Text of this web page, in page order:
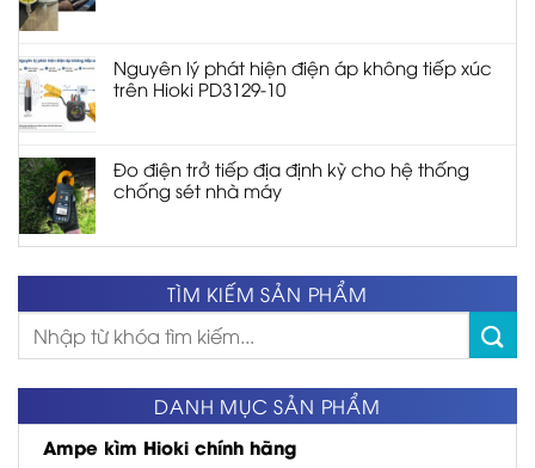
Nguyên lý phát hiện điện áp không tiếp xúc
trên Hioki PD3129-10
Đo điện trở tiếp địa định kỳ cho hệ thống
chống sét nhà máy
TÌM KIẾM SẢN PHẨM
Tìm
kiếm:
DANH MỤC SẢN PHẨM
Ampe kìm Hioki chính hãng